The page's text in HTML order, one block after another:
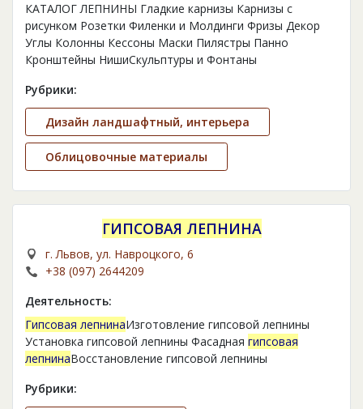
КАТАЛОГ ЛЕПНИНЫ Гладкие карнизы Карнизы с
рисунком Розетки Филенки и Молдинги Фризы Декор
Углы Колонны Кессоны Маски Пилястры Панно
Кронштейны НишиСкульптуры и Фонтаны
Рубрики:
Дизайн ландшафтный, интерьера
Облицовочные материалы
ГИПСОВАЯ ЛЕПНИНА
г. Львов, ул. Навроцкого, 6
+38 (097) 2644209
Деятельность:
Гипсовая лепнинаИзготовление гипсовой лепнины
Установка гипсовой лепнины Фасадная гипсовая
лепнинаВосстановление гипсовой лепнины
Рубрики: